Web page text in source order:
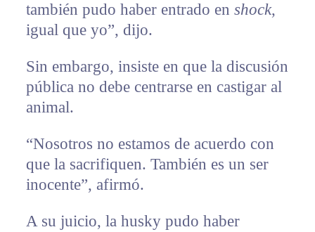
también pudo haber entrado en shock,
igual que yo”, dijo.
Sin embargo, insiste en que la discusión
pública no debe centrarse en castigar al
animal.
“Nosotros no estamos de acuerdo con
que la sacrifiquen. También es un ser
inocente”, afirmó.
A su juicio, la husky pudo haber